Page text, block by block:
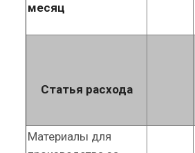
месяц
Статья расхода
Материалы для